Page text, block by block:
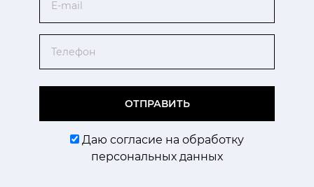
ОТПРАВИТЬ
Даю согласие на обработку
персональных данных